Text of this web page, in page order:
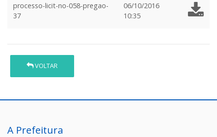
processo-licit-no-058-pregao-
37
06/10/2016
10:35
VOLTAR
A Prefeitura